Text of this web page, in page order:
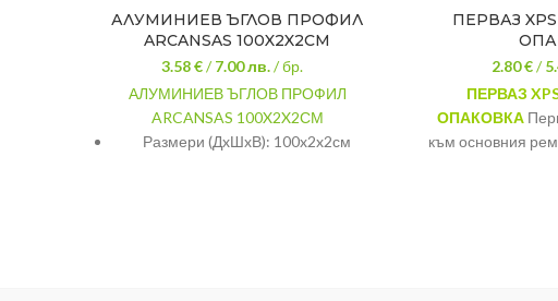
АЛУМИНИЕВ ЪГЛОВ ПРОФИЛ
ARCANSAS 100X2X2СМ
3.58 €/7.00лв. / бр.
АЛУМИНИЕВ ЪГЛОВ ПРОФИЛ
ARCANSAS 100X2X2СМ
Размери (ДxШxВ): 100x2x2см
ПЕРВАЗ
2.80 €/
ПЕРВАЗ
ОПАКОВКА
към основния